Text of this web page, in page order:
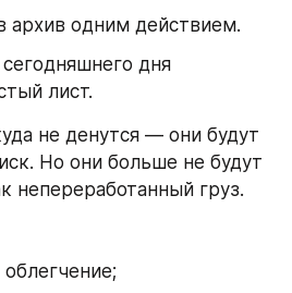
архив одним действием.
дня
лист.
не денутся — они будут
Но они больше не будут
непереработанный груз.